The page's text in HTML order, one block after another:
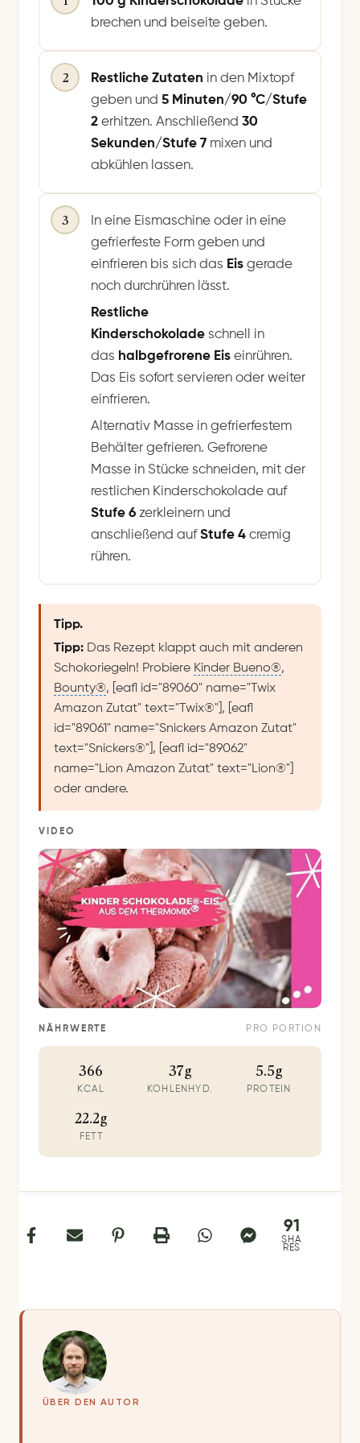
brechen und beiseite geben.
2 Restliche Zutaten in den Mixtopf
geben und 5 Minuten/90 °C/Stufe
2 erhitzen. Anschließend 30
Sekunden/Stufe 7 mixen und
abkühlen lassen.
3
In eine Eismaschine oder in eine
gefrierfeste Form geben und
einfrieren bis sich das Eis gerade
noch durchrühren lässt.
Restliche
Kinderschokolade schnell in
das halbgefrorene Eis einrühren.
Das Eis sofort servieren oder weiter
einfrieren.
Alternativ Masse in gefrierfestem
Behälter gefrieren. Gefrorene
Masse in Stücke schneiden, mit der
restlichen Kinderschokolade auf
Stufe 6 zerkleinern und
anschließend aufStufe 4 cremig
rühren.
Tipp.
Tipp: Das Rezept klappt auch mit anderen
Schokoriegeln! Probiere Kinder Bueno®,
Bounty®, [eafl id="89060" name="Twix
Amazon Zutat" text="Twix®"], [eafl
id="89061" name="Snickers Amazon Zutat"
text="Snickers®"], [eafl id="89062"
name="Lion Amazon Zutat" text="Lion®"]
oder andere.
VIDEO
NÄHRWERTE PRO PORTION
366
KCAL
37g
KOHLENHYD.
5.5g
PROTEIN
22.2g
FETT
91
SHA
RES
ÜBER DEN AUTOR